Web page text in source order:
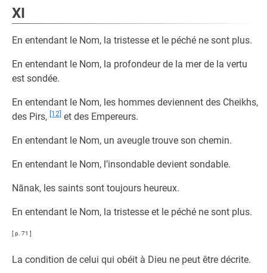
XI
En entendant le Nom, la tristesse et le péché ne sont plus.
En entendant le Nom, la profondeur de la mer de la vertu
est sondée.
En entendant le Nom, les hommes deviennent des Cheikhs,
des Pirs, [12] et des Empereurs.
En entendant le Nom, un aveugle trouve son chemin.
En entendant le Nom, l’insondable devient sondable.
Nānak, les saints sont toujours heureux.
En entendant le Nom, la tristesse et le péché ne sont plus.
[ p. 71 ]
La condition de celui qui obéit à Dieu ne peut être décrite.